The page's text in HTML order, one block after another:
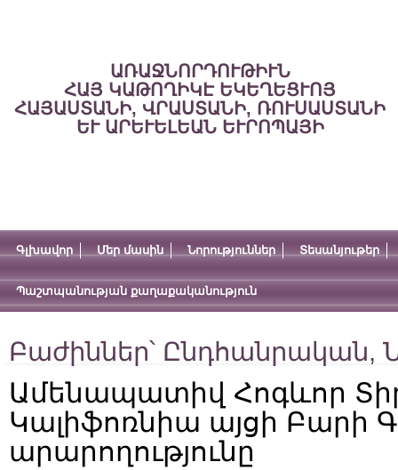
ԱՌԱՋՆՈՐԴՈՒԹԻՒՆ
ՀԱՅ ԿԱԹՈՂԻԿԷ ԵԿԵՂԵՑՒՈՅ
ՀԱՅԱՍՏԱՆԻ, ՎՐԱՍՏԱՆԻ, ՌՈՒՍԱՍՏԱՆԻ
ԵՒ ԱՐԵՒԵԼԵԱՆ ԵՒՐՈՊԱՅԻ
Գլխավոր Մեր մասին Նորություններ Տեսանյութեր
Պաշտպանության քաղաքականություն
Բաժիններ՝ Ընդհանրական,
Ամենապատիվ Հոգևոր
Կալիֆոռնիա այցի Բարի
արարողությունը